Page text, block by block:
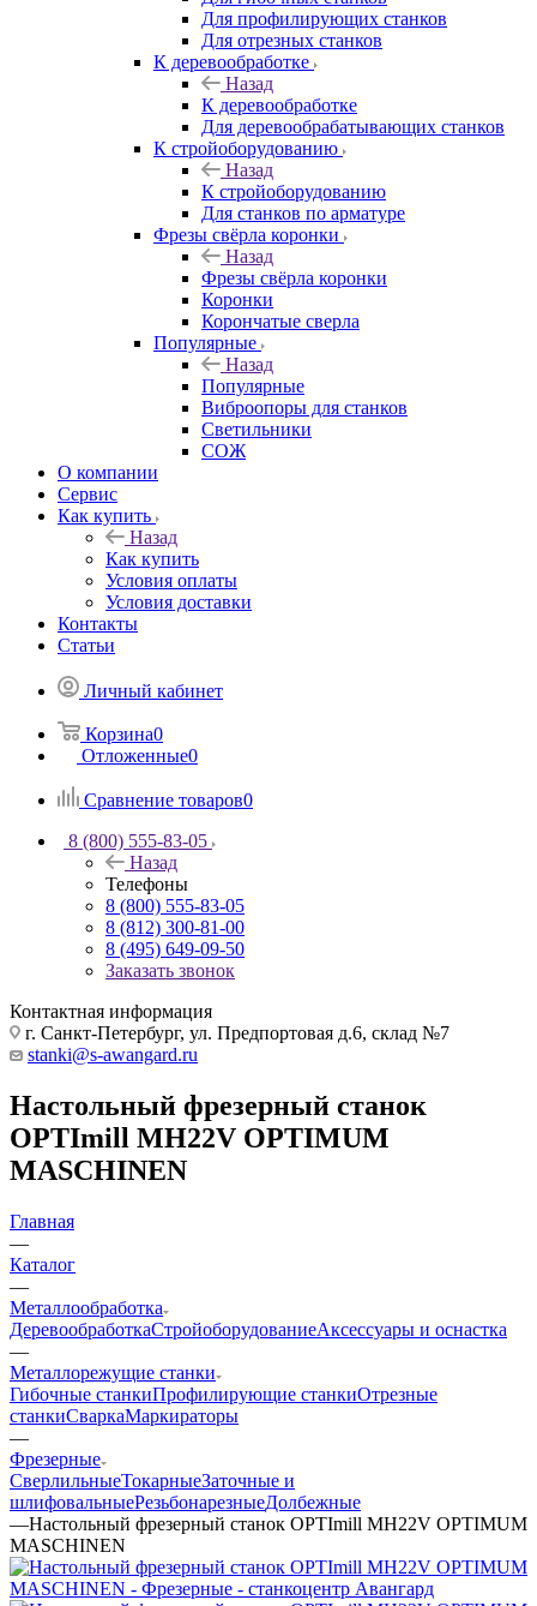
Для профилирующих станков
Для отрезных станков
К деревообработке
Назад
К деревообработке
Для деревообрабатывающих станков
К стройоборудованию
Назад
К стройоборудованию
Для станков по арматуре
Фрезы свёрла коронки
Назад
Фрезы свёрла коронки
Коронки
Корончатые сверла
Популярные
Назад
Популярные
Виброопоры для станков
Светильники
СОЖ
О компании
Сервис
Как купить
Назад
Как купить
Условия оплаты
Условия доставки
Контакты
Статьи
Личный кабинет
Корзина0
Отложенные0
Сравнение товаров0
8 (800) 555-83-05
Назад
Телефоны
8 (800) 555-83-05
8 (812) 300-81-00
8 (495) 649-09-50
Заказать звонок
Контактная информация
г. Санкт-Петербург, ул. Предпортовая д.6, склад №7
stanki@s-awangard.ru
Настольный фрезерный станок
OPTImill MH22V OPTIMUM
MASCHINEN
Главная
—
Каталог
—
Металлообработка
ДеревообработкаСтройоборудованиеАксeccyapы и оснастка
—
Металлорежущие станки
Гибочные станкиПрофилирующие станкиОтрезные
станкиСваркаМаркираторы
—
Фрезерные
СверлильныеТокарныеЗаточные и
шлифовальныеРезьбонарезныеДолбежные
—Настольный фрезерный станок OPTImill MH22V OPTIMUM
MASCHINEN